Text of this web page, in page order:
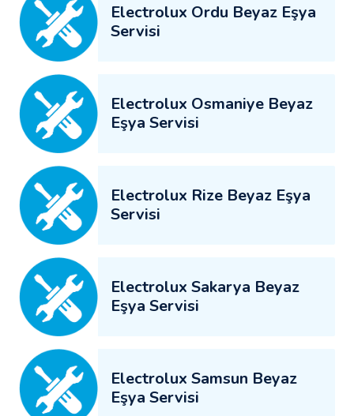
Electrolux Ordu Beyaz Eşya
Servisi
Electrolux Osmaniye Beyaz
Eşya Servisi
Electrolux Rize Beyaz Eşya
Servisi
Electrolux Sakarya Beyaz
Eşya Servisi
Electrolux Samsun Beyaz
Eşya Servisi